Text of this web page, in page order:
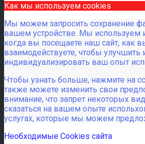
Как мы используем cookies
Мы можем запросить сохранение
вашем устройстве. Мы используем
когда вы посещаете наш сайт, как
взаимодействуете, чтобы улучшить
индивидуализировать ваш опыт
Чтобы узнать больше, нажмите на
также можете изменить свои
внимание, что запрет некоторых
сказаться на вашем опыте
услугах, которые мы можем
Необходимые Cookies сайта